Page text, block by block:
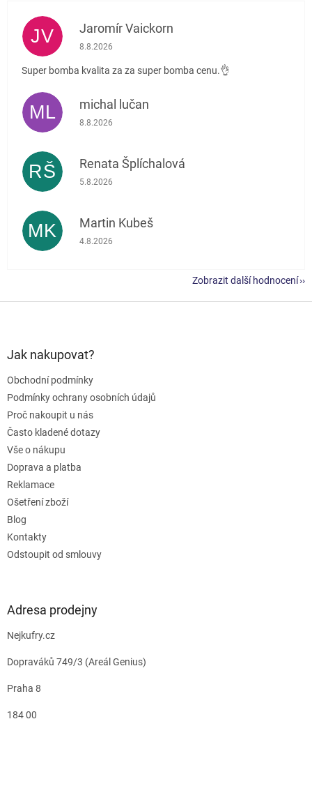
JV Jaromír Vaickorn
Hodnocení obchodu je 5 z 5 hvězdiček.
8.8.2026
Super bomba kvalita za za super bomba cenu.👌
ML michal lučan
Hodnocení obchodu je 5 z 5 hvězdiček.
8.8.2026
RŠ Renata Šplíchalová
Hodnocení obchodu je 5 z 5 hvězdiček.
5.8.2026
MK Martin Kubeš
Hodnocení obchodu je 5 z 5 hvězdiček.
4.8.2026
Zobrazit další hodnocení
Jak nakupovat?
Obchodní podmínky
Podmínky ochrany osobních údajů
Proč nakoupit u nás
Často kladené dotazy
Vše o nákupu
Doprava a platba
Reklamace
Ošetření zboží
Blog
Kontakty
Odstoupit od smlouvy
Adresa prodejny
Nejkufry.cz
Dopraváků 749/3 (Areál Genius)
Praha 8
184 00